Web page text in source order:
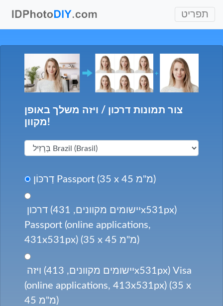
תפריט
צור תמונות דרכון / ויזה משלך באופן
מקוון!
דַרכּוֹן Passport (35 x 45 מ"מ)
Passport (online applications,
431x531px) (35 x 45 מ"מ)
(online applications, 413x531px) (35 x
45 מ"מ)